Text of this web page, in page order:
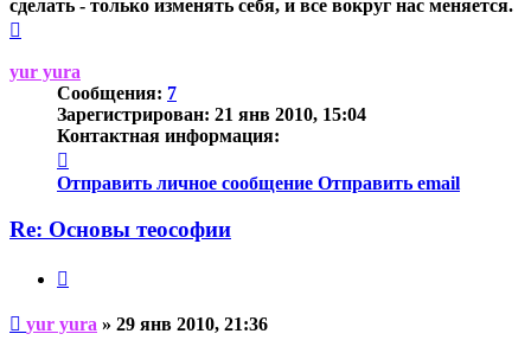
сделать - только изменять себя, и все вокруг нас меняется.
началу
yur yura
Сообщения: 7
Зарегистрирован: 21 янв 2010, 15:04
Контактная информация:
информация
пользователя
yura
Отправить личное сообщение Отправить email
Re: Основы теософии
Непрочитанное
сообщение
yur yura » 29 янв 2010, 21:36